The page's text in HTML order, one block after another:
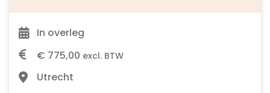
In overleg
€ 775,00 excl. BTW
Utrecht